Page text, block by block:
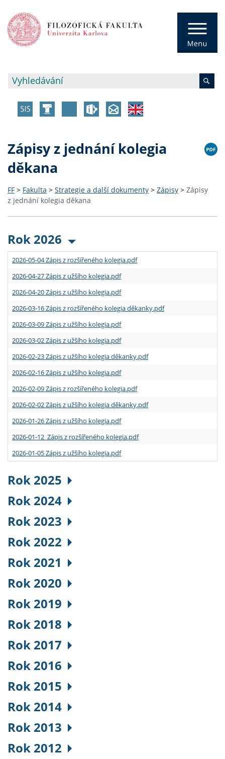
Zápisy z jednání kolegia
děkana
FF > Fakulta > Strategie a další dokumenty > Zápisy > Zápisy
z jednání kolegia děkana
Rok 2026
2026-05-04 Zápis z rozšířeného kolegia.pdf
2026-04-27 Zápis z užšího kolegia.pdf
2026-04-20 Zápis z užšího kolegia.pdf
2026-03-16 Zápis z rozšířeného kolegia děkanky.pdf
2026-03-09 Zápis z užšího kolegia.pdf
2026-03-02 Zápis z užšího kolegia.pdf
2026-02-23 Zápis z užšího kolegia děkanky.pdf
2026-02-16 Zápis z užšího kolegia.pdf
2026-02-09 Zápis z rozšířeného kolegia.pdf
2026-02-02 Zápis z užšího kolegia děkanky.pdf
2026-01-26 Zápis z užšího kolegia.pdf
2026-01-12 Zápis z rozšířeného kolegia.pdf
2026-01-05 Zápis z užšího kolegia.pdf
Rok 2025
Rok 2024
Rok 2023
Rok 2022
Rok 2021
Rok 2020
Rok 2019
Rok 2018
Rok 2017
Rok 2016
Rok 2015
Rok 2014
Rok 2013
Rok 2012